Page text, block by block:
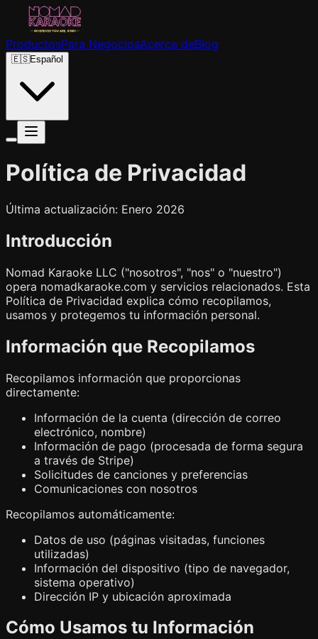
ProductosPara NegociosAcerca deBlog
🇪🇸Español
Política de Privacidad
Última actualización: Enero 2026
Introducción
Nomad Karaoke LLC ("nosotros", "nos" o "nuestro")
opera nomadkaraoke.com y servicios relacionados. Esta
Política de Privacidad explica cómo recopilamos,
usamos y protegemos tu información personal.
Información que Recopilamos
Recopilamos información que proporcionas
directamente:
Información de la cuenta (dirección de correo
electrónico, nombre)
Información de pago (procesada de forma segura
a través de Stripe)
Solicitudes de canciones y preferencias
Comunicaciones con nosotros
Recopilamos automáticamente:
Datos de uso (páginas visitadas, funciones
utilizadas)
Información del dispositivo (tipo de navegador,
sistema operativo)
Dirección IP y ubicación aproximada
Cómo Usamos tu Información